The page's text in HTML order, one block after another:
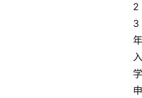
2
3
年
入
学
申